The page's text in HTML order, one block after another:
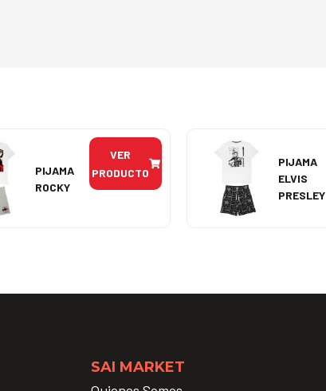
PIJAMA
ROCKY
VER
PRODUCTO
PIJAMA
ELVIS
PRESLEY
SAI MARKET